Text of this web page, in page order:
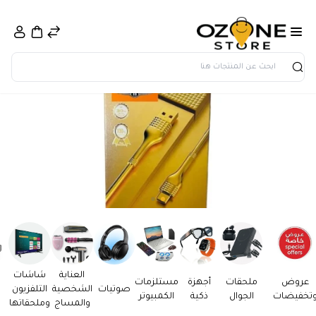
بحث
عروض
ملحقات
الجوال
أجهزة
ذكية
مستلزمات
الكمبيوتر
صوتيات
العناية
الشخصية
والمساج
شاشات
التلفزيون
وملحقاتها